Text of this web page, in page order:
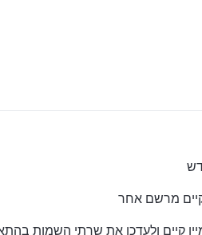
מרשם אחר
קיים ולעדכן את שרתי השמות